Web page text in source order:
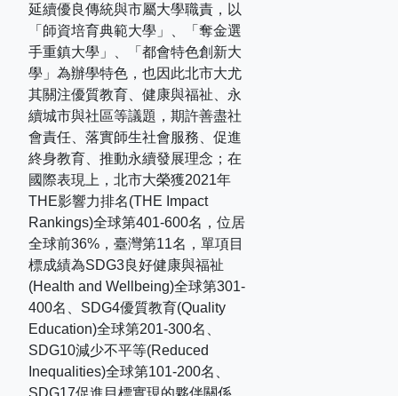
延續優良傳統與市屬大學職責，以
「師資培育典範大學」、「奪金選
手重鎮大學」、「都會特色創新大
學」為辦學特色，也因此北市大尤
其關注優質教育、健康與福祉、永
續城市與社區等議題，期許善盡社
會責任、落實師生社會服務、促進
終身教育、推動永續發展理念；在
國際表現上， 北市大榮獲2021年
THE影響力排名(THE Impact
Rankings)全球第401-600名，位居
全球前36% ，臺灣第11名，單項目
標成績為SDG3良好健康與福祉
(Health and Wellbeing)全球第301-
400名、 SDG4優質教育(Quality
Education)全球第201-300名、
SDG10減少不平等(Reduced
Inequalities)全球第101-200名、
SDG17促進目標實現的夥伴關係